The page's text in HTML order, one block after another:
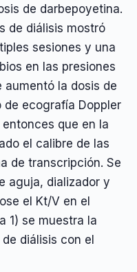
de darbepoyetina.
de diálisis mostró
sesiones y una
en las presiones
aumentó la dosis de
de ecografía Doppler
que en la
el calibre de las
de transcripción. Se
aguja, dializador y
el Kt/V en el
1) se muestra la
diálisis con el